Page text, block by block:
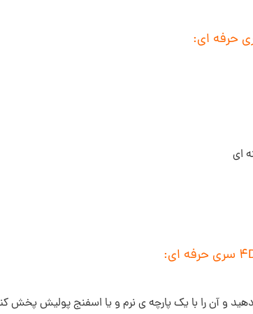
ای
و آن را با یک پارچه ی نرم و یا اسفنج پولیش پخش